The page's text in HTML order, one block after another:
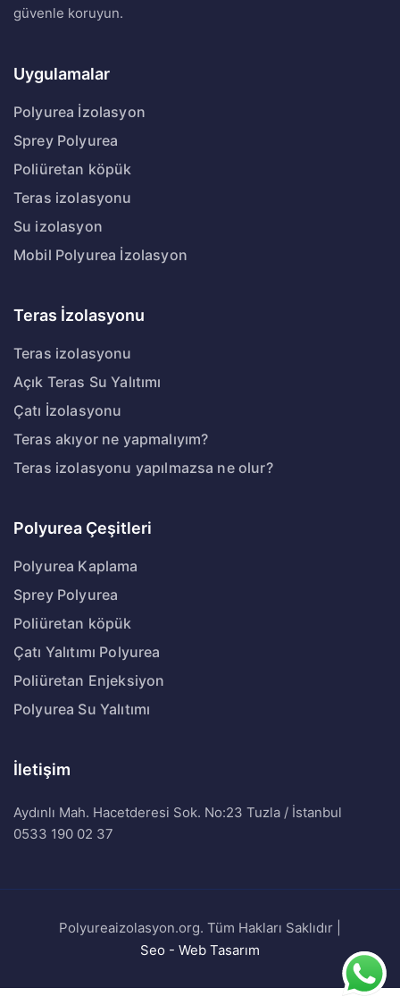
güvenle koruyun.
Uygulamalar
Polyurea İzolasyon
Sprey Polyurea
Poliüretan köpük
Teras izolasyonu
Su izolasyon
Mobil Polyurea İzolasyon
Teras İzolasyonu
Teras izolasyonu
Açık Teras Su Yalıtımı
Çatı İzolasyonu
Teras akıyor ne yapmalıyım?
Teras izolasyonu yapılmazsa ne olur?
Polyurea Çeşitleri
Polyurea Kaplama
Sprey Polyurea
Poliüretan köpük
Çatı Yalıtımı Polyurea
Poliüretan Enjeksiyon
Polyurea Su Yalıtımı
İletişim
Aydınlı Mah. Hacetderesi Sok. No:23 Tuzla / İstanbul
0533 190 02 37
Polyureaizolasyon.org. Tüm Hakları Saklıdır |
Seo - Web Tasarım